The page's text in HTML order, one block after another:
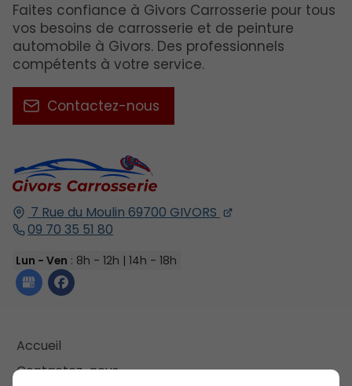
7 Rue du Moulin 69700 GIVORS
09 70 35 51 80
Lun - Ven : 8h - 12h | 14h - 18h
Accueil
Contactez-nous
Faites confiance à Givors Carrosserie pour tous
vos besoins de carrosserie et de peinture
automobile à Givors. Des professionnels
compétents à votre service.
Contactez-nous